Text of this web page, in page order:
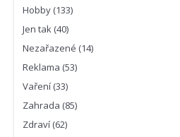
Hobby (133)
Jen tak (40)
Nezařazené (14)
Reklama (53)
Vaření (33)
Zahrada (85)
Zdraví (62)